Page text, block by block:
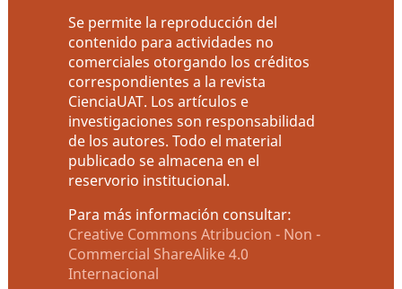
Se permite la reproducción del
contenido para actividades no
comerciales otorgando los créditos
correspondientes a la revista
CienciaUAT. Los artículos e
investigaciones son responsabilidad
de los autores. Todo el material
publicado se almacena en el
reservorio institucional.
Para más información consultar:
Creative Commons Atribucion - Non -
Commercial ShareAlike 4.0
Internacional